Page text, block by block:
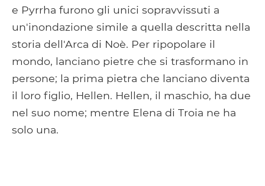
e Pyrrha furono gli unici sopravvissuti a
un'inondazione simile a quella descritta nella
storia dell'Arca di Noè. Per ripopolare il
mondo, lanciano pietre che si trasformano in
persone; la prima pietra che lanciano diventa
il loro figlio, Hellen. Hellen, il maschio, ha due
nel suo nome; mentre Elena di Troia ne ha
solo una.